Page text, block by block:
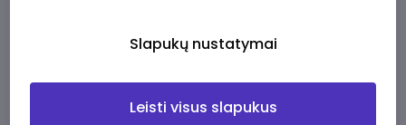
Slapukų nustatymai
Leisti visus slapukus